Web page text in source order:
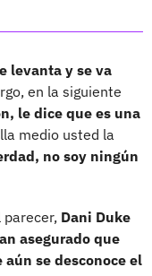
levanta y se va
en la siguiente
le dice que es una
medio usted la
no soy ningún
parecer, Dani Duke
asegurado que
aún se desconoce el